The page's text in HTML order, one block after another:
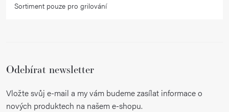
Sortiment pouze pro grilování
Odebírat newsletter
Vložte svůj e-mail a my vám budeme zasílat informace o
nových produktech na našem e-shopu.